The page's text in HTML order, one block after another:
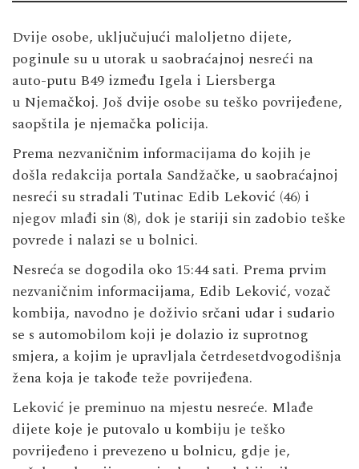
Dvije osobe, uključujući maloljetno dijete,
poginule su u utorak u saobraćajnoj nesreći na
auto-putu B49 između Igela i Liersberga
u Njemačkoj. Još dvije osobe su teško povrijeđene,
saopštila je njemačka policija.
Prema nezvaničnim informacijama do kojih je
došla redakcija portala Sandžačke, u saobraćajnoj
nesreći su stradali Tutinac Edib Leković (46) i
njegov mlađi sin (8), dok je stariji sin zadobio teške
povrede i nalazi se u bolnici.
Nesreća se dogodila oko 15:44 sati. Prema prvim
nezvaničnim informacijama, Edib Leković, vozač
kombija, navodno je doživio srčani udar i sudario
se s automobilom koji je dolazio iz suprotnog
smjera, a kojim je upravljala četrdesetdvogodišnja
žena koja je takođe teže povrijeđena.
Leković je preminuo na mjestu nesreće. Mlađe
dijete koje je putovalo u kombiju je teško
povrijeđeno i prevezeno u bolnicu, gdje je,